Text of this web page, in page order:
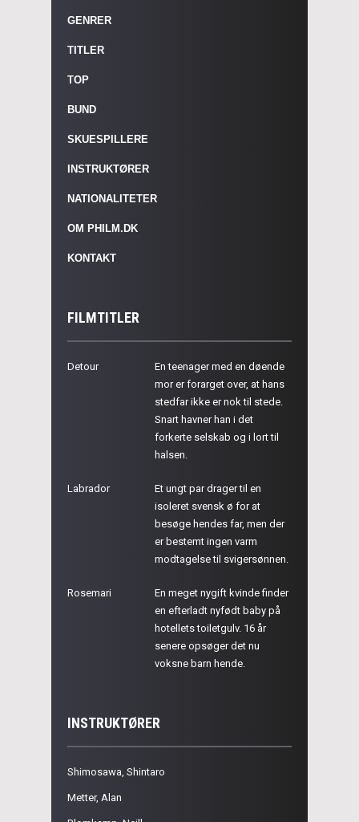
GENRER
TITLER
TOP
BUND
SKUESPILLERE
INSTRUKTØRER
NATIONALITETER
OM PHILM.DK
KONTAKT
FILMTITLER
Detour
En teenager med en døende
mor er forarget over, at hans
stedfar ikke er nok til stede.
Snart havner han i det
forkerte selskab og i lort til
halsen.
Labrador
Et ungt par drager til en
isoleret svensk ø for at
besøge hendes far, men der
er bestemt ingen varm
modtagelse til svigersønnen.
Rosemari
En meget nygift kvinde finder
en efterladt nyfødt baby på
hotellets toiletgulv. 16 år
senere opsøger det nu
voksne barn hende.
INSTRUKTØRER
Shimosawa, Shintaro
Metter, Alan